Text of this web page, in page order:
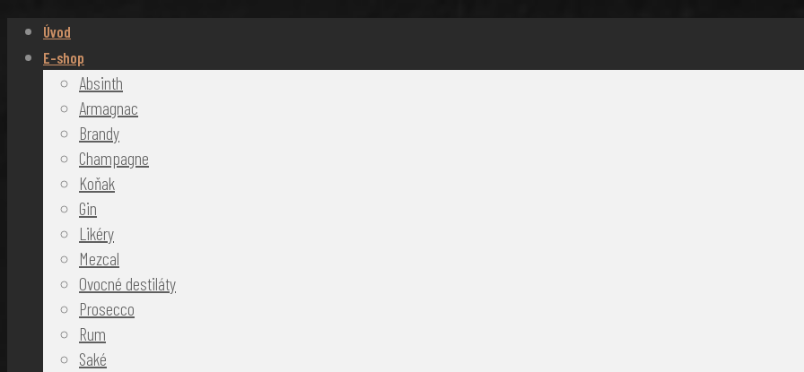
Úvod
E-shop
Absinth
Armagnac
Brandy
Champagne
Koňak
Gin
Likéry
Mezcal
Ovocné destiláty
Prosecco
Rum
Saké